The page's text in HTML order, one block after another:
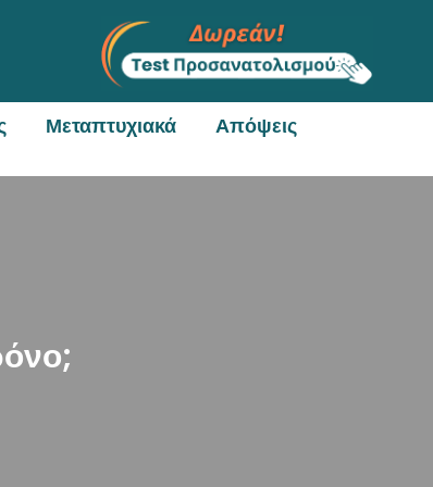
Μεταπτυχιακά
Απόψεις